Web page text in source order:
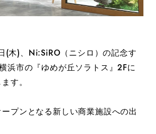
木)、Ni:SiRO（ニシロ）の記念す
浜市の『ゆめが丘ソラトス』2Fに
す。
プンとなる新しい商業施設への出